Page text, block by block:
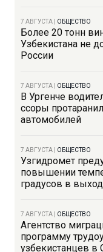
7 АВГУСТА ОБЩЕСТВО
Более 20 тонн
Узбекистана не
России
7 АВГУСТА ОБЩЕСТВО
В Ургенче
ссоры
автомобилей
7 АВГУСТА ОБЩЕСТВО
Узгидромет
повышении
градусов в
7 АВГУСТА ОБЩЕСТВО
Агентство
программу
узбекистанцев